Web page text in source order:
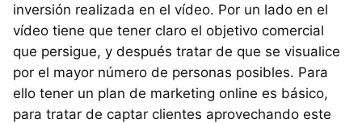
inversión realizada en el vídeo. Por un lado en el
vídeo tiene que tener claro el objetivo comercial
que persigue, y después tratar de que se visualice
por el mayor número de personas posibles. Para
ello tener un plan de marketing online es básico,
para tratar de captar clientes aprovechando este